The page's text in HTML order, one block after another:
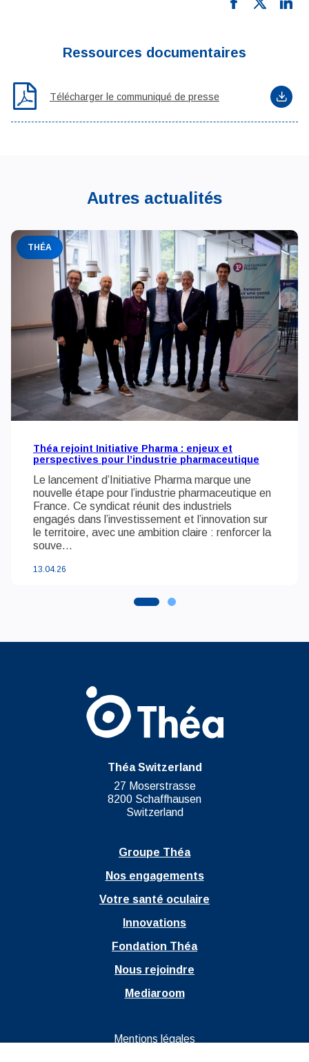
Ressources documentaires
Télécharger le communiqué de presse
Autres actualités
THÉA
Théa rejoint Initiative Pharma : enjeux et
perspectives pour l’industrie pharmaceutique
Le lancement d’Initiative Pharma marque une
nouvelle étape pour l’industrie pharmaceutique en
France. Ce syndicat réunit des industriels
engagés dans l’investissement et l’innovation sur
le territoire, avec une ambition claire : renforcer la
souve...
13.04.26
Théa Switzerland
27 Moserstrasse
8200 Schaffhausen
Switzerland
Groupe Théa
Nos engagements
Votre santé oculaire
Innovations
Fondation Théa
Nous rejoindre
Mediaroom
Ouvrir dans un nouvel onglet
Mentions légales